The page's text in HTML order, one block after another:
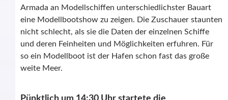
Armada an Modellschiffen unterschiedlichster Bauart
eine Modellbootshow zu zeigen. Die Zuschauer staunten
nicht schlecht, als sie die Daten der einzelnen Schiffe
und deren Feinheiten und Möglichkeiten erfuhren. Für
so ein Modellboot ist der Hafen schon fast das große
weite Meer.